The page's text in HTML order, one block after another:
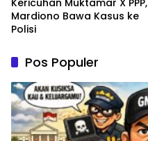
Kericuhan Muktamar X PPP,
Mardiono Bawa Kasus ke
Polisi
Pos Populer